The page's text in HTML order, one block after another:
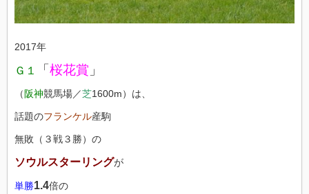
2017年
Ｇ１ 「 桜花賞 」
（ 阪神競馬場／芝1600m）は、
話題のフランケル産駒
無敗（３戦３勝）の
ソウルスターリングが
単勝1.4倍の